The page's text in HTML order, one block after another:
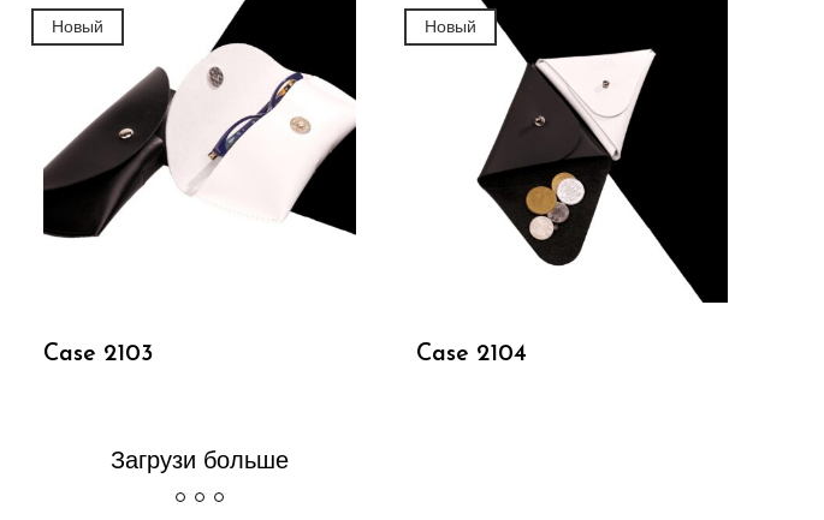
Новый
Case 2103
Новый
Case 2104
Загрузи больше